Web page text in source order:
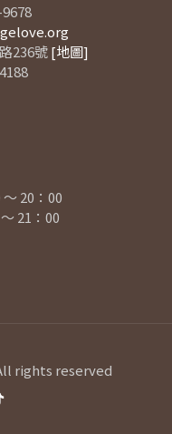
236號[地圖]
20：00
21：00
rights reserved